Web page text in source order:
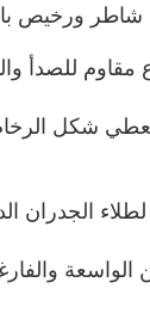
شاطر ورخيص
مقاوم للصدأ
يعطي شكل
الجدران
الواسعة